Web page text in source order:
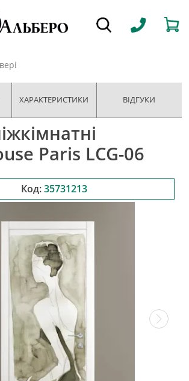
ХАРАКТЕРИСТИКИ ВІДГУКИ
Paris LCG-06
Код:35731213